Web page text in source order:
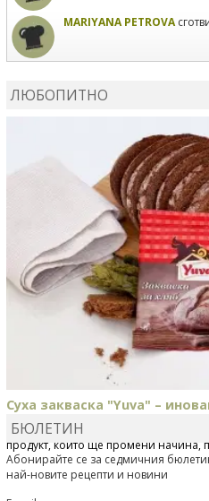
MARIYANA PETROVA
ЛЮБОПИТНО
Суха закваска "Yuva" –
Отскоро Лесафр България стартира
продукт, който ще промени начина,
БЮЛЕТИН
Абонирайте се за седмичния
най-новите рецепти и новини